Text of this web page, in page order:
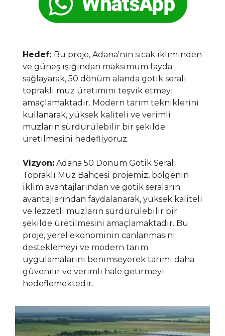
Hedef: Bu proje, Adana'nın sıcak ikliminden
ve güneş ışığından maksimum fayda
sağlayarak, 50 dönüm alanda gotik seralı
topraklı muz üretimini teşvik etmeyi
amaçlamaktadır. Modern tarım tekniklerini
kullanarak, yüksek kaliteli ve verimli
muzların sürdürülebilir bir şekilde
üretilmesini hedefliyoruz.
Vizyon: Adana 50 Dönüm Gotik Seralı
Topraklı Muz Bahçesi projemiz, bölgenin
iklim avantajlarından ve gotik seraların
avantajlarından faydalanarak, yüksek kaliteli
ve lezzetli muzların sürdürülebilir bir
şekilde üretilmesini amaçlamaktadır. Bu
proje, yerel ekonominin canlanmasını
desteklemeyi ve modern tarım
uygulamalarını benimseyerek tarımı daha
güvenilir ve verimli hale getirmeyi
hedeflemektedir.